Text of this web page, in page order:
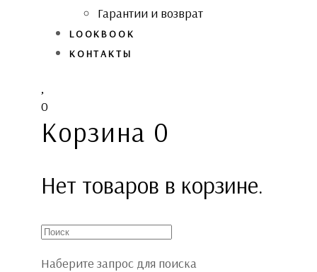
Гарантии и возврат
LOOKBOOK
КОНТАКТЫ
0
Корзина 0
Нет товаров в корзине.
Наберите запрос для поиска